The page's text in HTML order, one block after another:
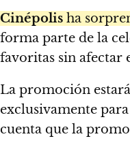
Cinépolis ha
forma parte de la
favoritas sin afectar
La promoción
exclusivamente
cuenta que la